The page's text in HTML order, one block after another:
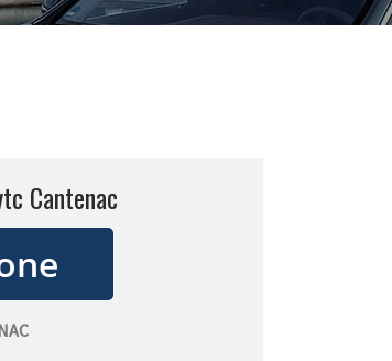
Cantenac